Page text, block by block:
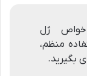
خواص ژل
منظم،
بگیرید.